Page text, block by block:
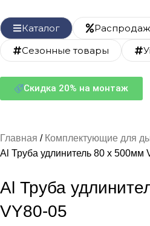
Каталог
Сезонные товары
Скидка 20% на монтаж
Главная Комплектующие для
Al Труба удлинитель 80 х 500мм
Al Труба
VY80-05